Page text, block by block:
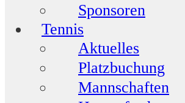
Sponsoren
Tennis
Aktuelles
Platzbuchung
Mannschaften